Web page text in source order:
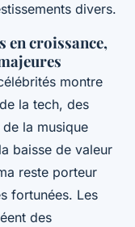
divers.
en croissance,
montre
la tech, des
la musique
baisse de valeur
reste porteur
fortunées. Les
des